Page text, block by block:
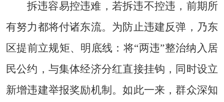
拆违容易控违难，若拆违不控违，前期所
有努力都将付诸东流。为防止违建反弹，乃东
区提前立规矩、明底线：将“两违”整治纳入居
民公约，与集体经济分红直接挂钩，同时设立
新增违建举报奖励机制。如此一来，群众深知